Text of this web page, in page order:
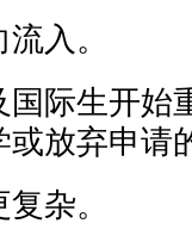
入。
际生开始
放弃申请
杂。